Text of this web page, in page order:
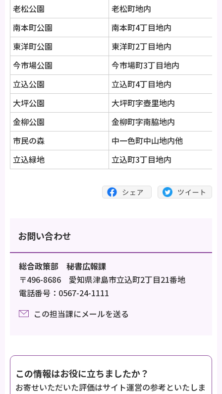
老松公園
老松町地内
南本町公園
南本町4丁目地内
東洋町公園
東洋町2丁目地内
今市場公園
今市場町3丁目地内
立込公園
立込町4丁目地内
大坪公園
大坪町字壺里地内
金柳公園
金柳町字南脇地内
市民の森
中一色町中山地内他
立込緑地
立込町3丁目地内
お問い合わせ
総合政策部 秘書広報課
〒496-8686 愛知県津島市立込町2丁目21番地
電話番号：0567-24-1111
この担当課にメールを送る
この情報はお役に立ちましたか？
お寄せいただいた評価はサイト運営の参考といたしま